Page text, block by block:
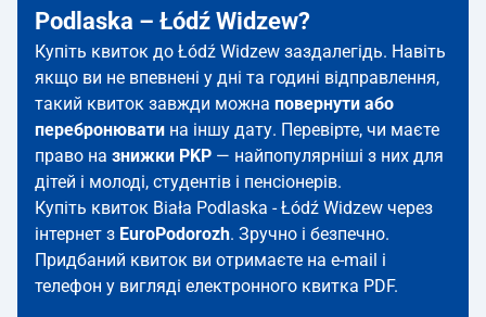
Podlaska – Łódź Widzew?
Купіть квиток до Łódź Widzew заздалегідь. Навіть
якщо ви не впевнені у дні та годині відправлення,
такий квиток завжди можна повернути або
перебронювати на іншу дату. Перевірте, чи маєте
право на знижки PKP — найпопулярніші з них для
дітей і молоді, студентів і пенсіонерів.
Купіть квиток Biała Podlaska - Łódź Widzew через
інтернет з EuroPodorozh. Зручно і безпечно.
Придбаний квиток ви отримаєте на e-mail і
телефон у вигляді електронного квитка PDF.